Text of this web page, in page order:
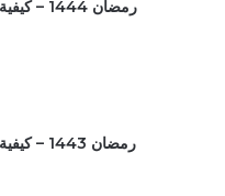
رمضان 1444 – كيفية ثبوت شهر الصوم
رمضان 1443 – كيفية ثبوت شهر الصوم